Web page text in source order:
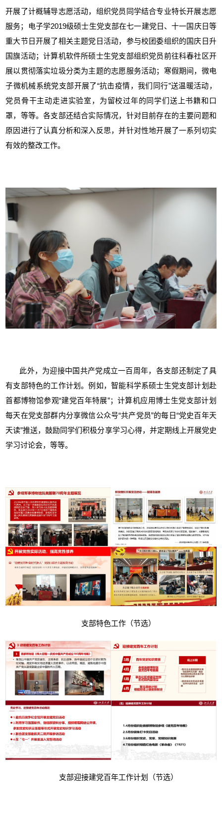
开展了计概辅导志愿活动，组织党员同学结合专业特长开展志愿
服务； 电子学2019级硕士生党支部在七一建党日、十一国庆日等
重大节日开展了相关主题党日活动，参与校团委组织的国庆日升
国旗活动；计算机软件所硕士生党支部组织党员前往科春社区开
展以贯彻落实垃圾分类为主题的志愿服务活动； 寒假期间，微电
子微机械系统党支部开展了“抗击疫情，我们同行”送温暖活动，
党员骨干主动走进实验室，为留校过年的同学们送上书籍和口
罩，等等。各支部还结合实际情况，针对目前存在的主要问题和
原因进行了认真分析和深入反思，并针对性地开展了一系列切实
有效的整改工作。
此外，为迎接中国共产党成立一百周年，各支部还制定了具
有支部特色的工作计划。例如，智能科学系硕士生党支部计划赴
首都博物馆参观“建党百年特展”；计算机应用博士生党支部计划
每天在党支部群内分享微信公众号“共产党员”的每日“党史百年天
天读”推送，鼓励同学们积极分享学习心得，并定期线上开展党史
学习讨论会，等等。
支部特色工作（节选）
支部迎接建党百年工作计划（节选）